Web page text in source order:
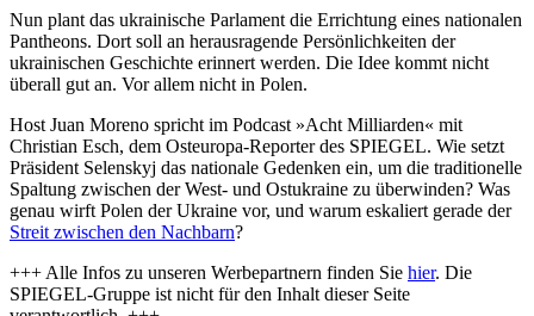
Nun plant das ukrainische Parlament die Errichtung eines nationalen
Pantheons. Dort soll an herausragende Persönlichkeiten der
ukrainischen Geschichte erinnert werden. Die Idee kommt nicht
überall gut an. Vor allem nicht in Polen.
Host Juan Moreno spricht im Podcast »Acht Milliarden« mit
Christian Esch, dem Osteuropa-Reporter des SPIEGEL. Wie setzt
Präsident Selenskyj das nationale Gedenken ein, um die traditionelle
Spaltung zwischen der West- und Ostukraine zu überwinden? Was
genau wirft Polen der Ukraine vor, und warum eskaliert gerade der
Streit zwischen den Nachbarn?
+++ Alle Infos zu unseren Werbepartnern finden Sie hier. Die
SPIEGEL-Gruppe ist nicht für den Inhalt dieser Seite